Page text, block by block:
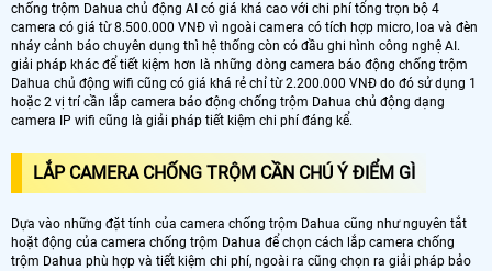
chống trộm Dahua chủ động AI có giá khá cao với chi phí tổng trọn bộ 4
camera có giá từ 8.500.000 VNĐ vì ngoài camera có tích hợp micro, loa và đèn
nháy cảnh báo chuyên dụng thì hệ thống còn có đầu ghi hình công nghệ AI.
giải pháp khác để tiết kiệm hơn là những dòng camera báo động chống trộm
Dahua chủ động wifi cũng có giá khá rẻ chỉ từ 2.200.000 VNĐ do đó sử dụng 1
hoặc 2 vị trí cần lắp camera báo động chống trộm Dahua chủ động dạng
camera IP wifi cũng là giải pháp tiết kiệm chi phí đáng kể.
LẮP CAMERA CHỐNG TRỘM CẦN CHÚ Ý ĐIỂM GÌ
Dựa vào những đặt tính của camera chống trộm Dahua cũng như nguyên tắt
hoặt động của camera chống trộm Dahua để chọn cách lắp camera chống
trộm Dahua phù hợp và tiết kiệm chi phí, ngoài ra cũng chọn ra giải pháp bảo